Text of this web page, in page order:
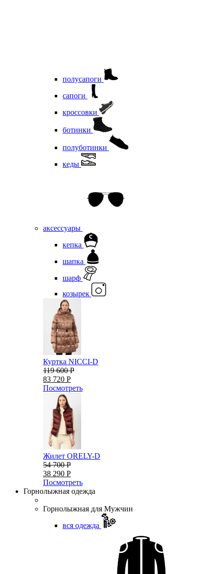
полусапоги
сапоги
кроссовки
ботинки
полуботинки
кеды
аксессуары
кепка
шапка
шарф
козырек
Куртка NICCI-D
119 600 Р
83 720 Р
Посмотреть
Жилет ORELY-D
54 700 Р
38 290 Р
Посмотреть
Горнолыжная одежда
Горнолыжная для Мужчин
вся одежда